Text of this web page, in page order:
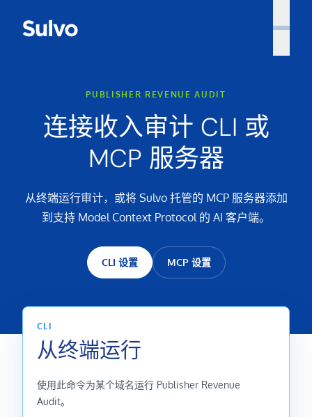
PUBLISHER REVENUE AUDIT
连接收入审计 CLI 或
MCP 服务器
从终端运行审计，或将 Sulvo 托管的 MCP 服务器添加
到支持 Model Context Protocol 的 AI 客户端。
CLI 设置 MCP 设置
CLI
从终端运行
使用此命令为某个域名运行 Publisher Revenue
Audit。